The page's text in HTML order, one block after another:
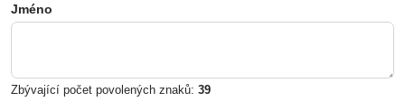
Jméno
Zbývající počet povolených znaků: 39